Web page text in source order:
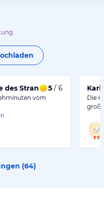
des Strandes
5 / 6
vom
Die
groß
(64)